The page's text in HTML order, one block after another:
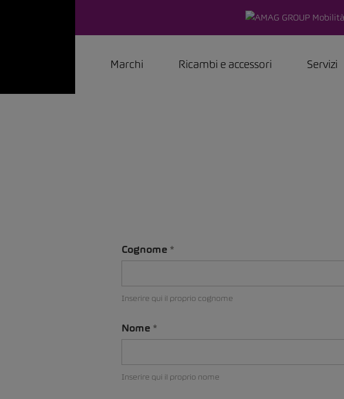
Marchi Ricambi e accessori Servizi
Cognome
Inserire qui il proprio cognome
Nome
Inserire qui il proprio nome